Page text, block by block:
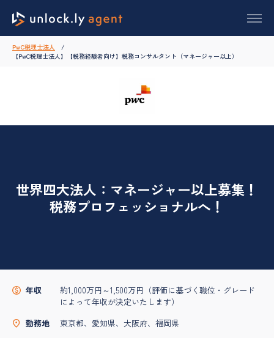
PwC税理士法人
【PwC税理士法人】【税務経験者向け】税務コンサルタント（マネージャー以上）
世界四大法人：マネージャー以上募集！
税務プロフェッショナルへ！
年収
約1,000万円～1,500万円（評価に基づく職位・グレード
によって年収が決定いたします）
勤務地
東京都、愛知県、大阪府、福岡県